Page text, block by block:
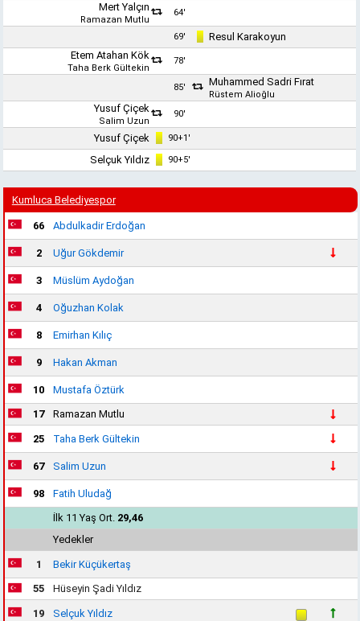
Mert Yalçın
Ramazan Mutlu
64'
69'
Resul Karakoyun
Etem Atahan Kök
Taha Berk Gültekin
78'
85' Muhammed Sadri Fırat
Rüstem Alioğlu
Yusuf Çiçek
Salim Uzun
90'
Yusuf Çiçek 90+1'
Selçuk Yıldız 90+5'
Kumluca Belediyespor
66 Abdulkadir Erdoğan
2 Uğur Gökdemir
3 Müslüm Aydoğan
4 Oğuzhan Kolak
8 Emirhan Kılıç
9 Hakan Akman
10
Mustafa Öztürk
17
Ramazan Mutlu
25 Taha Berk Gültekin
67 Salim Uzun
98
Fatih Uludağ
İlk 11 Yaş Ort. 29,46
Yedekler
1
Bekir Küçükertaş
55
Hüseyin Şadi Yıldız
19 Selçuk Yıldız